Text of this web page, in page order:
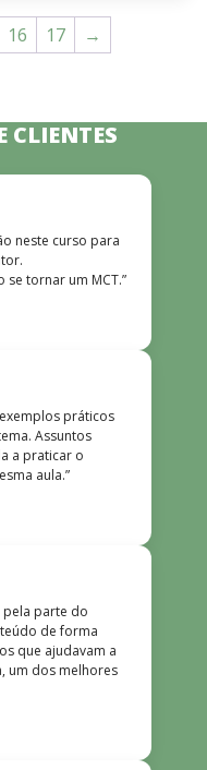
16 17 →
CLIENTES
neste curso para
tornar um MCT.”
práticos
Assuntos
a praticar o
aula.”
pela parte do
de forma
que ajudavam a
um dos melhores